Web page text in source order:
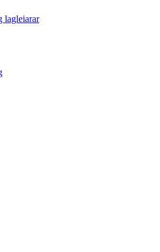
lagleiarar